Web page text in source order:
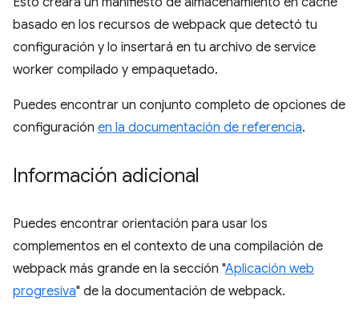
basado en los recursos de webpack que detectó tu
configuración y lo insertará en tu archivo de service
worker compilado y empaquetado.
Puedes encontrar un conjunto completo de opciones de
configuración en la documentación de referencia.
Información adicional
Puedes encontrar orientación para usar los
complementos en el contexto de una compilación de
webpack más grande en la sección "Aplicación web
progresiva" de la documentación de webpack.